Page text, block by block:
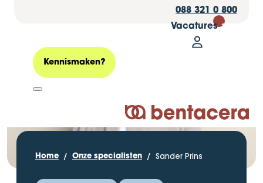
088 321 0 800
Vacatures 30
Mijn
Logo Bentacera
Kennismaken?
Home Onze specialisten Sander Prins